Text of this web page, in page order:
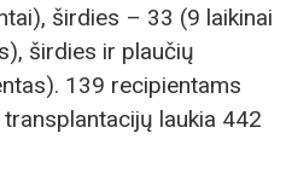
širdies – 33 (9 laikinai
širdies ir plaučių
139 recipientams
laukia 442